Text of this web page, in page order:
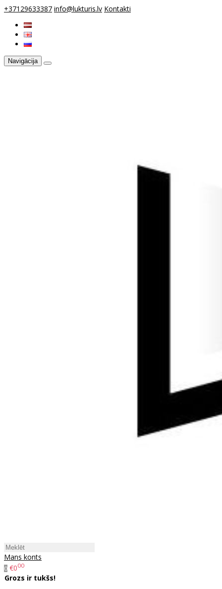
+37129633387 info@lukturis.lv Kontakti
Navigācija
Mans konts
0 €000
Grozs ir tukšs!